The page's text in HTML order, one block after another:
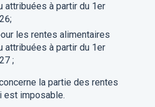
attribuées à partir du 1er
les rentes alimentaires
attribuées à partir du 1er
;
la partie des rentes
est imposable.